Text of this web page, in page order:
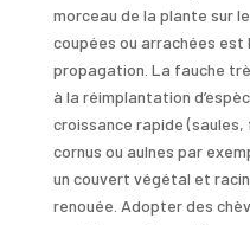
morceau de la plante sur
coupées ou arrachées est
propagation. La fauche
à la réimplantation
croissance rapide
cornus ou aulnes par
un couvert végétal et
renouée. Adopter des